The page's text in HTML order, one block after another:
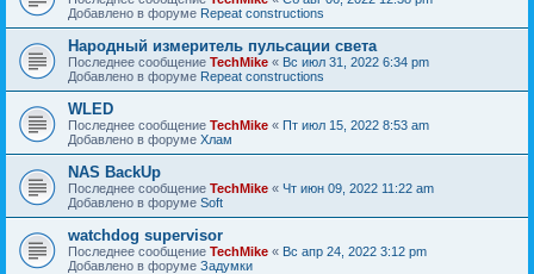
Добавлено в форуме Repeat constructions
Народный измеритель пульсации света
Последнее сообщение TechMike « Вс июл 31, 2022 6:34 pm
Добавлено в форуме Repeat constructions
WLED
Последнее сообщение TechMike « Пт июл 15, 2022 8:53 am
Добавлено в форуме Хлам
NAS BackUp
Последнее сообщение TechMike « Чт июн 09, 2022 11:22 am
Добавлено в форуме Soft
watchdog supervisor
Последнее сообщение TechMike « Вс апр 24, 2022 3:12 pm
Добавлено в форуме Задумки